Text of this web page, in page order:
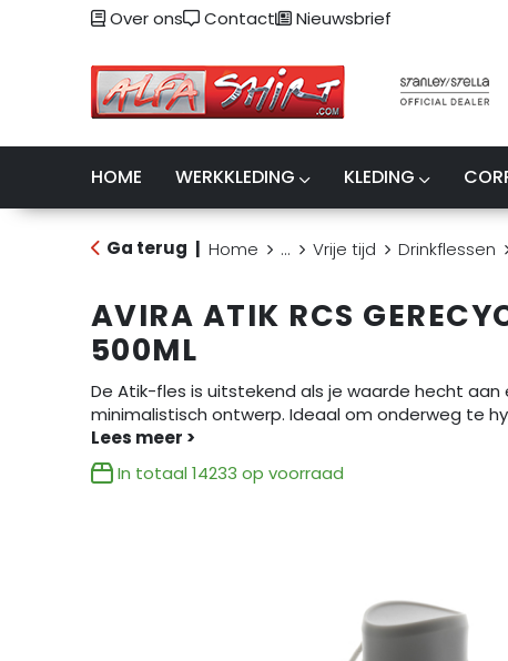
Over ons Contact Nieuwsbrief
HOME WERKKLEDING KLEDING
Ga terug Home ... Vrije tijd Drinkflessen
AVIRA ATIK RCS
500ML
De Atik-fles is uitstekend als je waarde hecht
minimalistisch ontwerp. Ideaal om onderweg te
In totaal 14233 op voorraad